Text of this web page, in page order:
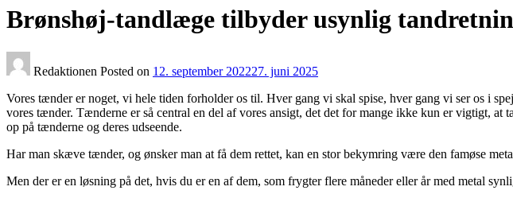
Brønshøj-tandlæge tilbyder usynlig
Redaktionen Posted on 12. september 202227. juni 2025
Vores tænder er noget, vi hele tiden forholder os til. Hver gang vi skal spise, hver gang vi ser os i
vores tænder. Tænderne er så central en del af vores ansigt, det det for mange ikke kun er vigtigt,
op på tænderne og deres udseende.
Har man skæve tænder, og ønsker man at få dem rettet, kan en stor bekymring være den famøse
Men der er en løsning på det, hvis du er en af dem, som frygter flere måneder eller år med metal